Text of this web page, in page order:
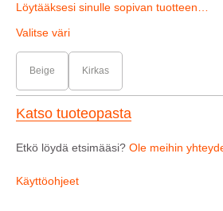
Löytääksesi sinulle sopivan tuotteen…
Valitse väri
Beige Kirkas
Katso tuoteopasta
Etkö löydä etsimääsi? Ole meihin
Käyttöohjeet